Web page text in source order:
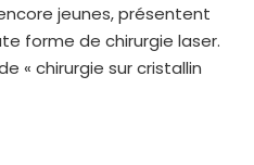
jeunes, présentent
forme de chirurgie laser.
« chirurgie sur cristallin